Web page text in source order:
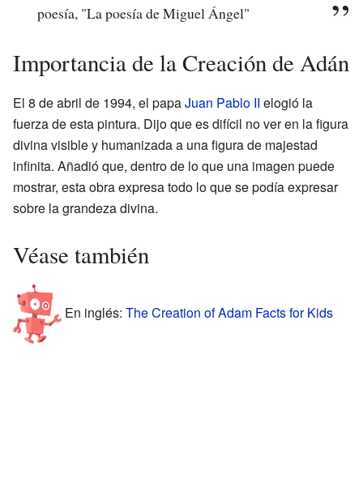
poesía, "La poesía de Miguel Ángel"
Importancia de la Creación de Adán
El 8 de abril de 1994, el papaJuan Pablo II elogió la
fuerza de esta pintura. Dijo que es difícil no ver en la figura
divina visible y humanizada a una figura de majestad
infinita. Añadió que, dentro de lo que una imagen puede
mostrar, esta obra expresa todo lo que se podía expresar
sobre la grandeza divina.
Véase también
En inglés: The Creation of Adam Facts for Kids